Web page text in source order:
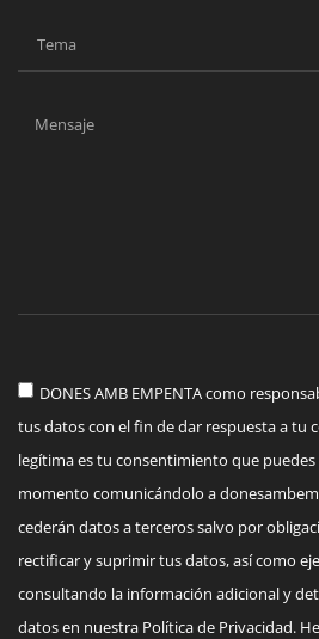
DONES AMB EMPENTA como
tus datos con el fin de dar respuesta a tu
legítima es tu consentimiento que
momento comunicándolo a
cederán datos a terceros salvo por
rectificar y suprimir tus datos, así como
consultando la información adicional y
datos en nuestra Política de Privacidad.